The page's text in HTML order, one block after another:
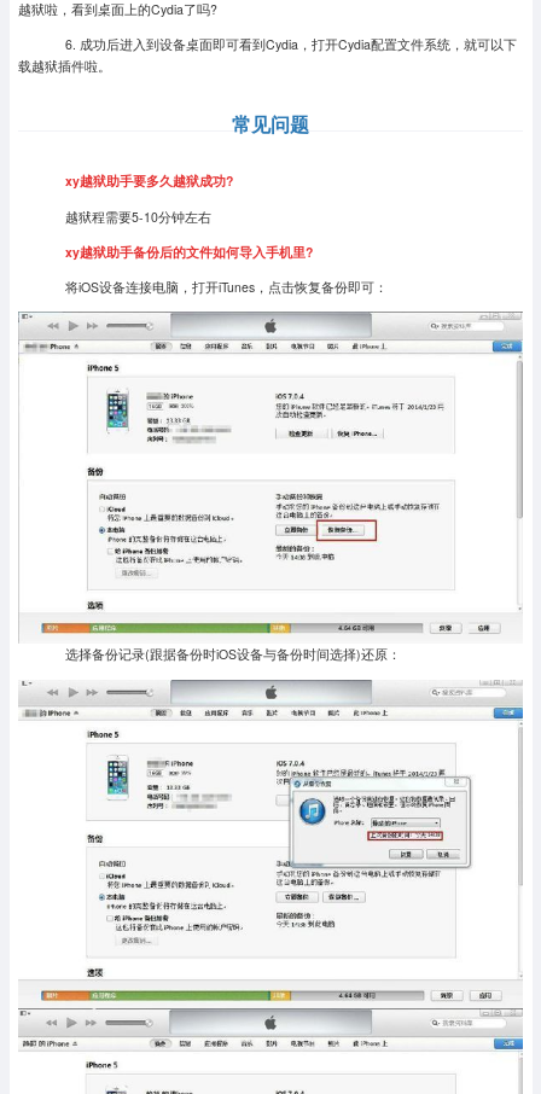
越狱啦，看到桌面上的Cydia了吗?
6. 成功后进入到设备桌面即可看到Cydia，打开Cydia配置文件系统，就可以下
载越狱插件啦。
常见问题
xy越狱助手要多久越狱成功?
越狱程需要5-10分钟左右
xy越狱助手备份后的文件如何导入手机里?
将iOS设备连接电脑，打开iTunes，点击恢复备份即可：
选择备份记录(跟据备份时iOS设备与备份时间选择)还原：